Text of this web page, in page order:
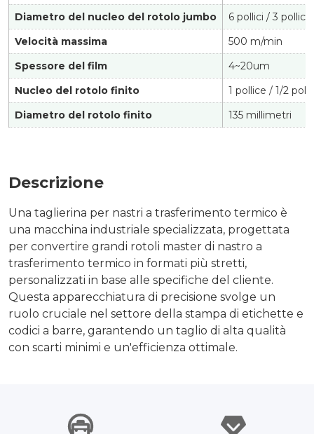
Diametro del nucleo del rotolo jumbo
6 pollici / 3 pollici
Velocità massima
500 m/min
Spessore del film
4~20um
Nucleo del rotolo finito
1 pollice / 1/2
Diametro del rotolo finito
135 millimetri
Descrizione
Una taglierina per nastri a trasferimento termico è
una macchina industriale specializzata, progettata
per convertire grandi rotoli master di nastro a
trasferimento termico in formati più stretti,
personalizzati in base alle specifiche del cliente.
Questa apparecchiatura di precisione svolge un
ruolo cruciale nel settore della stampa di etichette e
codici a barre, garantendo un taglio di alta qualità
con scarti minimi e un'efficienza ottimale.